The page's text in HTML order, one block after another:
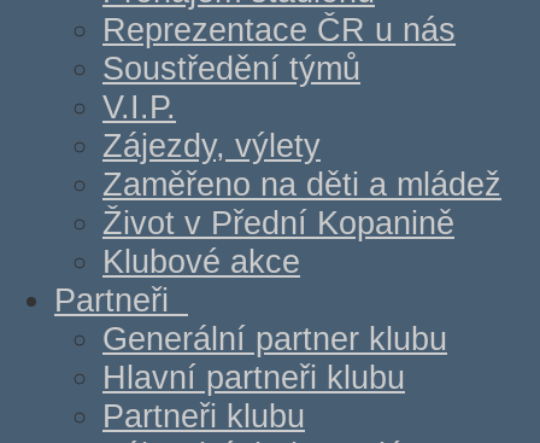
Reprezentace ČR u nás
Soustředění týmů
V.I.P.
Zájezdy, výlety
Zaměřeno na děti a mládež
Život v Přední Kopanině
Klubové akce
Partneři
Generální partner klubu
Hlavní partneři klubu
Partneři klubu